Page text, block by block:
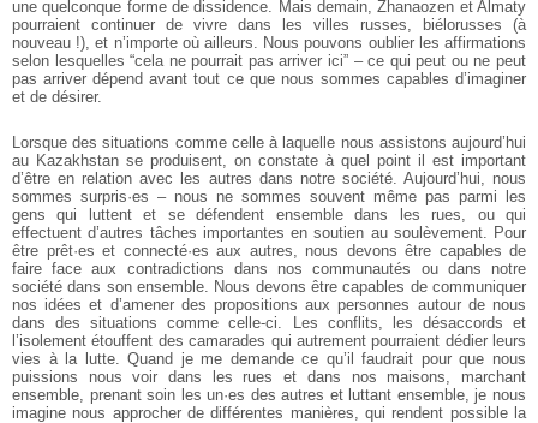
une quelconque forme de dissidence. Mais demain, Zhanaozen et Almaty
pourraient continuer de vivre dans les villes russes, biélorusses (à
nouveau !), et n’importe où ailleurs. Nous pouvons oublier les affirmations
selon lesquelles “cela ne pourrait pas arriver ici” – ce qui peut ou ne peut
pas arriver dépend avant tout ce que nous sommes capables d’imaginer
et de désirer.
Lorsque des situations comme celle à laquelle nous assistons aujourd’hui
au Kazakhstan se produisent, on constate à quel point il est important
d’être en relation avec les autres dans notre société. Aujourd’hui, nous
sommes surpris·es – nous ne sommes souvent même pas parmi les
gens qui luttent et se défendent ensemble dans les rues, ou qui
effectuent d’autres tâches importantes en soutien au soulèvement. Pour
être prêt·es et connecté·es aux autres, nous devons être capables de
faire face aux contradictions dans nos communautés ou dans notre
société dans son ensemble. Nous devons être capables de communiquer
nos idées et d’amener des propositions aux personnes autour de nous
dans des situations comme celle-ci. Les conflits, les désaccords et
l’isolement étouffent des camarades qui autrement pourraient dédier leurs
vies à la lutte. Quand je me demande ce qu’il faudrait pour que nous
puissions nous voir dans les rues et dans nos maisons, marchant
ensemble, prenant soin les un·es des autres et luttant ensemble, je nous
imagine nous approcher de différentes manières, qui rendent possible la